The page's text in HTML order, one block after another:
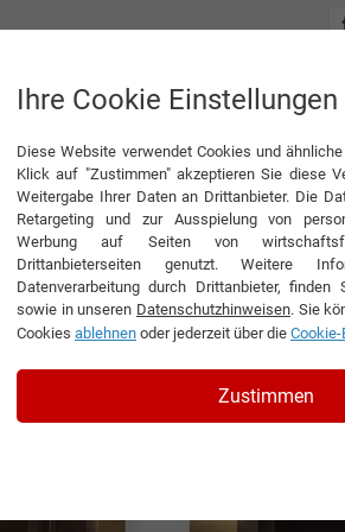
das Kaufverhalten verändern
Wie
Ihre Cookie Einstellungen
Diese Website verwendet Cookies und
Klick auf "Zustimmen" akzeptieren Sie diese
Weitergabe Ihrer Daten an Drittanbieter. Die
Retargeting und zur Ausspielung von
Werbung auf Seiten von
Drittanbieterseiten genutzt. Weitere
Datenverarbeitung durch Drittanbieter,
sowie in unseren Datenschutzhinweisen. Sie
Cookies ablehnen oder jederzeit über die
Zustimmen